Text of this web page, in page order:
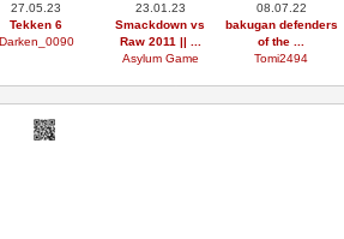
27.05.23
Tekken 6
Darken_0090
23.01.23
Smackdown vs
Raw 2011 || ...
Asylum Game
08.07.22
bakugan defenders
of the ...
Tomi2494